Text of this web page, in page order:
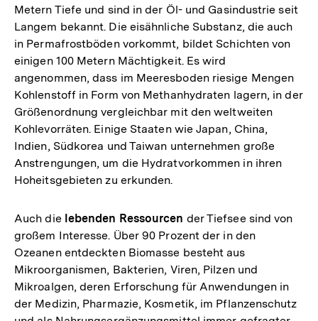
Metern Tiefe und sind in der Öl- und Gasindustrie seit
Langem bekannt. Die eisähnliche Substanz, die auch
in Permafrostböden vorkommt, bildet Schichten von
einigen 100 Metern Mächtigkeit. Es wird
angenommen, dass im Meeresboden riesige Mengen
Kohlenstoff in Form von Methanhydraten lagern, in der
Größenordnung vergleichbar mit den weltweiten
Kohlevorräten. Einige Staaten wie Japan, China,
Indien, Südkorea und Taiwan unternehmen große
Anstrengungen, um die Hydratvorkommen in ihren
Hoheitsgebieten zu erkunden.
Auch die lebenden Ressourcen der Tiefsee sind von
großem Interesse. Über 90 Prozent der in den
Ozeanen entdeckten Biomasse besteht aus
Mikroorganismen, Bakterien, Viren, Pilzen und
Mikroalgen, deren Erforschung für Anwendungen in
der Medizin, Pharmazie, Kosmetik, im Pflanzenschutz